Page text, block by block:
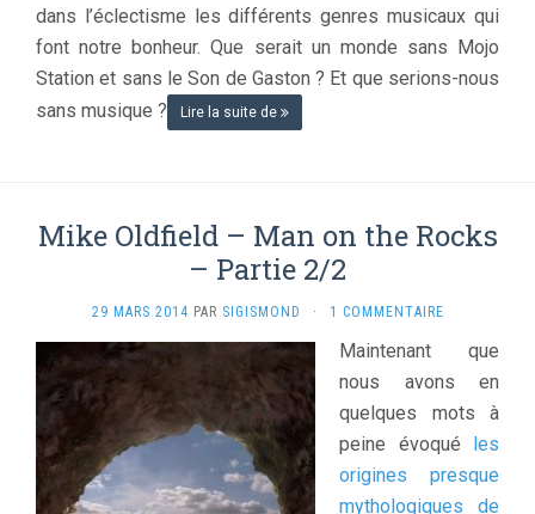
dans l’éclectisme les différents genres musicaux qui
font notre bonheur. Que serait un monde sans Mojo
Station et sans le Son de Gaston ? Et que serions-nous
sans musique ?
Lire la suite de
Mike Oldfield – Man on the Rocks
– Partie 2/2
29 MARS 2014 PAR SIGISMOND · 1 COMMENTAIRE
Maintenant que
nous avons en
quelques mots à
peine évoqué les
origines presque
mythologiques de